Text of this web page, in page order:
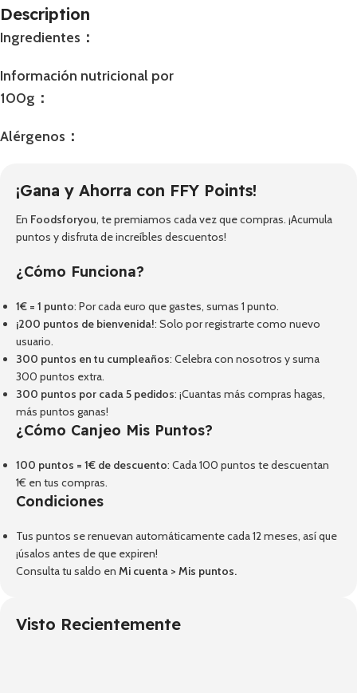
Description
Ingredientes：
Información nutricional por
100g：
Alérgenos：
¡Gana y Ahorra con FFY Points!
En Foodsforyou, te premiamos cada vez que compras. ¡Acumula
puntos y disfruta de increíbles descuentos!
¿Cómo Funciona?
1€ = 1 punto: Por cada euro que gastes, sumas 1 punto.
¡200 puntos de bienvenida!: Solo por registrarte como nuevo
usuario.
300 puntos en tu cumpleaños: Celebra con nosotros y suma
300 puntos extra.
300 puntos por cada 5 pedidos: ¡Cuantas más compras hagas,
más puntos ganas!
¿Cómo Canjeo Mis Puntos?
100 puntos = 1€ de descuento: Cada 100 puntos te descuentan
1€ en tus compras.
Condiciones
Tus puntos se renuevan automáticamente cada 12 meses, así que
¡úsalos antes de que expiren!
Consulta tu saldo en Mi cuenta > Mis puntos.
Visto Recientemente